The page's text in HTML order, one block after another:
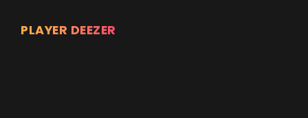
PLAYER DEEZER